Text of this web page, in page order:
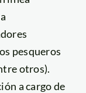
pesqueros
otros).
a cargo de